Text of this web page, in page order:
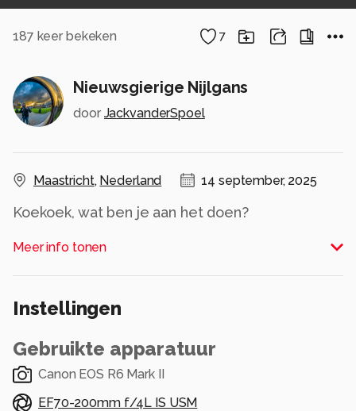
187 keer bekeken 7
Nieuwsgierige Nijlgans
door JackvanderSpoel
Maastricht, Nederland 14 september, 2025
Koekoek, wat ben je aan het doen?
Alle rechten voorbehouden
Meer info tonen
Instellingen
Gebruikte apparatuur
Canon EOS R6 Mark II
EF70-200mm f/4L IS USM